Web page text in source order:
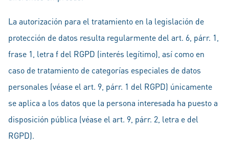
La autorización para el tratamiento en la legislación de
protección de datos resulta regularmente del art. 6, párr. 1,
frase 1, letra f del RGPD (interés legítimo), así como en
caso de tratamiento de categorías especiales de datos
personales (véase el art. 9, párr. 1 del RGPD) únicamente
se aplica a los datos que la persona interesada ha puesto a
disposición pública (véase el art. 9, párr. 2, letra e del
RGPD).